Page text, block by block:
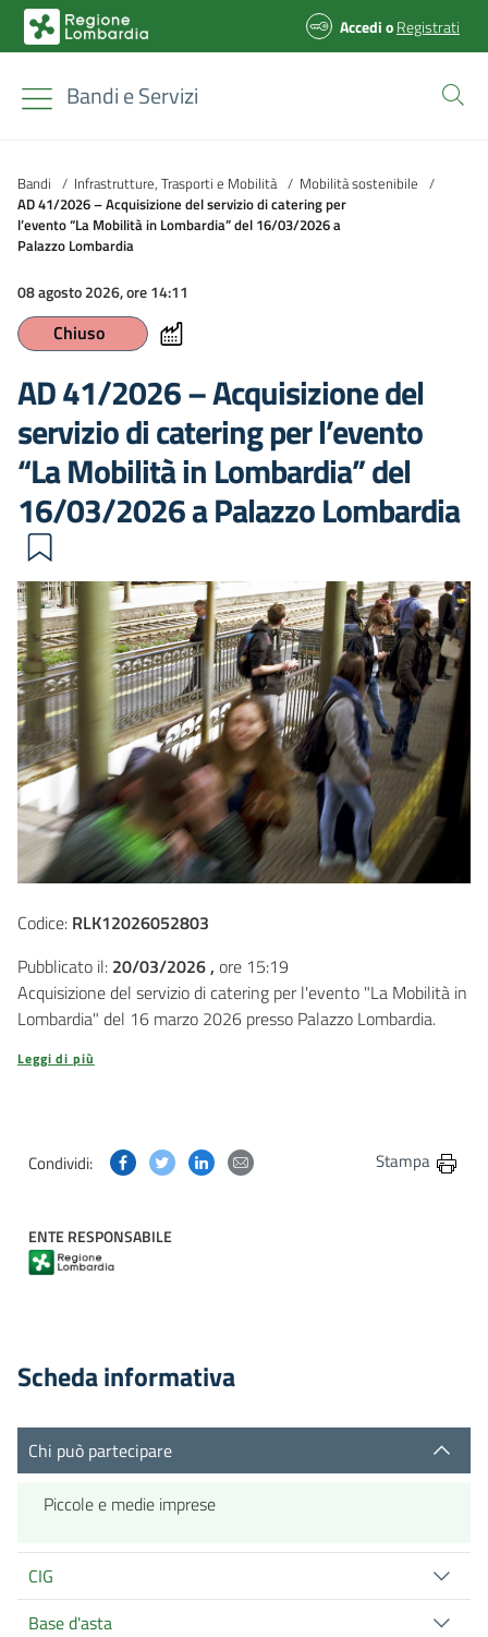
AccedioRegistrati
Bandi e Servizi
Bandi / Infrastrutture, Trasporti e Mobilità / Mobilità sostenibile /
AD 41/2026 – Acquisizione del servizio di catering per
l’evento “La Mobilità in Lombardia” del 16/03/2026 a
Palazzo Lombardia
08 agosto 2026, ore 14:11
Chiuso
AD 41/2026 – Acquisizione del
servizio di catering per l’evento
“La Mobilità in Lombardia” del
16/03/2026 a Palazzo Lombardia
Codice: RLK12026052803
Pubblicato il: 20/03/2026 , ore 15:19
Acquisizione del servizio di catering per l'evento "La Mobilità in
Lombardia" del 16 marzo 2026 presso Palazzo Lombardia.
Leggi di più
Condividi: Condividi questa pagina su Facebook
Condividi questa pagina su Twitter
Condividi questa pagina su Linkedin
Condividi questa pagina via
Stampa
ENTE RESPONSABILE
Scheda informativa
Chi può partecipare
Piccole e medie imprese
CIG
Base d'asta